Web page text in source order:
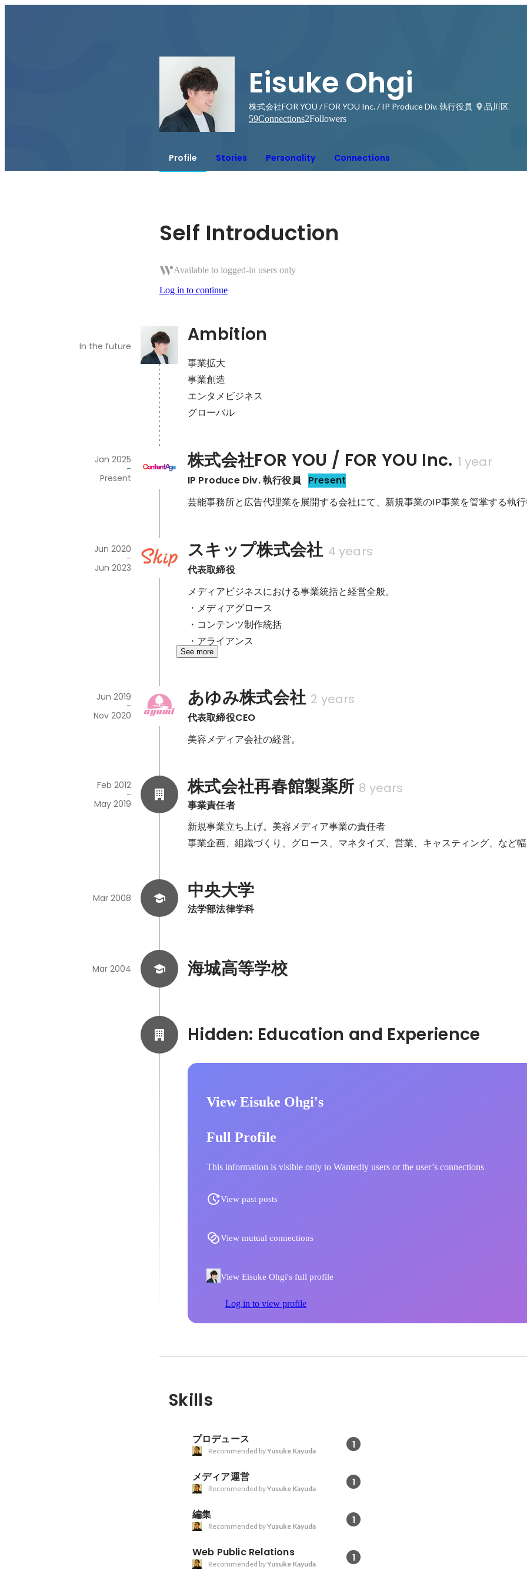
Eisuke Ohgi
株式会社FOR YOU / FOR YOU Inc. / IP Produce Div. 執行役員
品川区
59Connections2Followers
Profile Stories Personality Connections
Self Introduction
Available to logged-in users only
Log in to continue
Ambition
In the future
事業拡大
事業創造
エンタメビジネス
グローバル
株式会社FOR YOU / FOR YOU Inc. 1 year
IP Produce Div. 執行役員 Present
Jan 2025
-
Present
芸能事務所と広告代理業を展開する会社にて、新規事業のIP事業を管掌する執
スキップ株式会社 4 years
代表取締役
Jun 2020
-
Jun 2023
メディアビジネスにおける事業統括と経営全般。
・メディアグロース
・コンテンツ制作統括
・アライアンス
See more
あゆみ株式会社 2 years
代表取締役CEO
Jun 2019
-
Nov 2020
美容メディア会社の経営。
株式会社再春館製薬所 8 years
事業責任者
Feb 2012
-
May 2019
新規事業立ち上げ。美容メディア事業の責任者
事業企画、組織づくり、グロース、マネタイズ、営業、キャスティング、など
中央大学
法学部法律学科
Mar 2008
海城高等学校
Mar 2004
View Eisuke Ohgi's
Full Profile
This information is visible only to Wantedly users or the user’s connections
View past posts
View mutual connections
View Eisuke Ohgi's full profile
Log in to view profile
Skills
プロデュース 1
Recommended byYusuke Kayuda
メディア運営 1
Recommended byYusuke Kayuda
編集 1
Recommended byYusuke Kayuda
Web Public Relations 1
Recommended byYusuke Kayuda